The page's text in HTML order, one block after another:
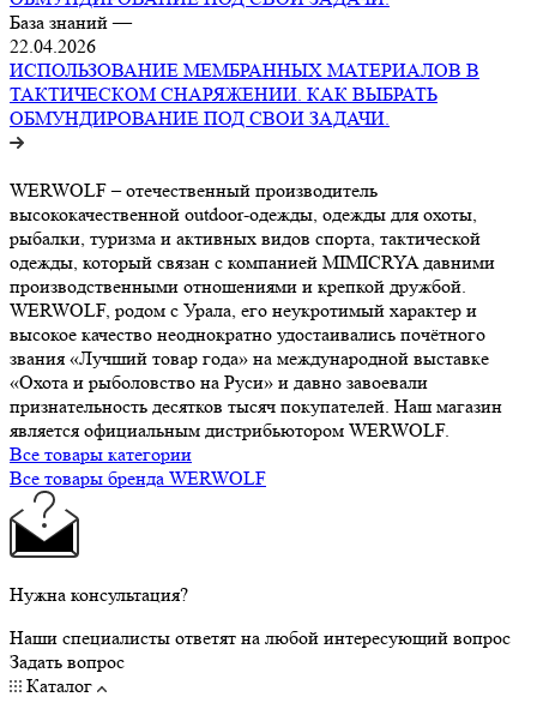
База знаний—
22.04.2026
ИСПОЛЬЗОВАНИЕ МЕМБРАННЫХ МАТЕРИАЛОВ В
ТАКТИЧЕСКОМ СНАРЯЖЕНИИ. КАК ВЫБРАТЬ
ОБМУНДИРОВАНИЕ ПОД СВОИ ЗАДАЧИ.
WERWOLF – отечественный производитель
высококачественной outdoor-одежды, одежды для охоты,
рыбалки, туризма и активных видов спорта, тактической
одежды, который связан с компанией MIMICRYA давними
производственными отношениями и крепкой дружбой.
WERWOLF, родом с Урала, его неукротимый характер и
высокое качество неоднократно удостаивались почётного
звания «Лучший товар года» на международной выставке
«Охота и рыболовство на Руси» и давно завоевали
признательность десятков тысяч покупателей. Наш магазин
является официальным дистрибьютором WERWOLF.
Все товары категории
Все товары бренда WERWOLF
Нужна консультация?
Наши специалисты ответят на любой интересующий вопрос
Задать вопрос
Каталог